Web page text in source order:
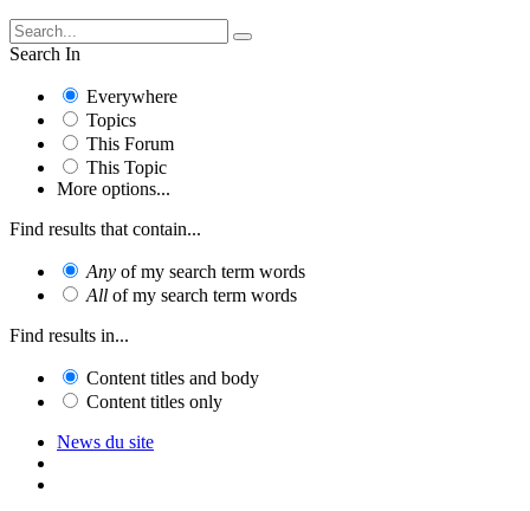
Search In
Everywhere
Topics
This Forum
This Topic
More options...
Find results that contain...
Any of my search term words
All of my search term words
Find results in...
Content titles and body
Content titles only
News du site